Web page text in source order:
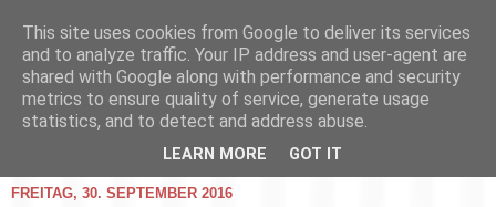
FREITAG, 30. SEPTEMBER 2016
This site uses cookies from Google to deliver its services
and to analyze traffic. Your IP address and user-agent are
shared with Google along with performance and security
metrics to ensure quality of service, generate usage
statistics, and to detect and address abuse.
LEARN MORE GOT IT